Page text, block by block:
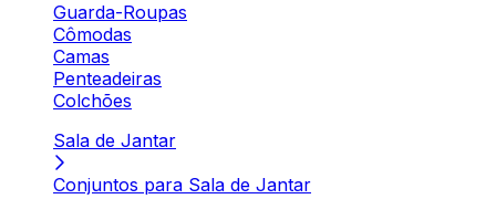
Guarda-Roupas
Cômodas
Camas
Penteadeiras
Colchões
Sala de Jantar
Conjuntos para Sala de Jantar